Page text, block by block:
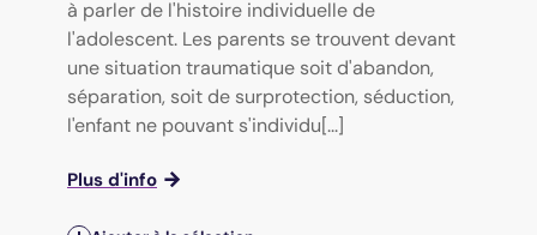
à parler de l'histoire individuelle de
l'adolescent. Les parents se trouvent devant
une situation traumatique soit d'abandon,
séparation, soit de surprotection, séduction,
l'enfant ne pouvant s'individu[...]
Plus d'info